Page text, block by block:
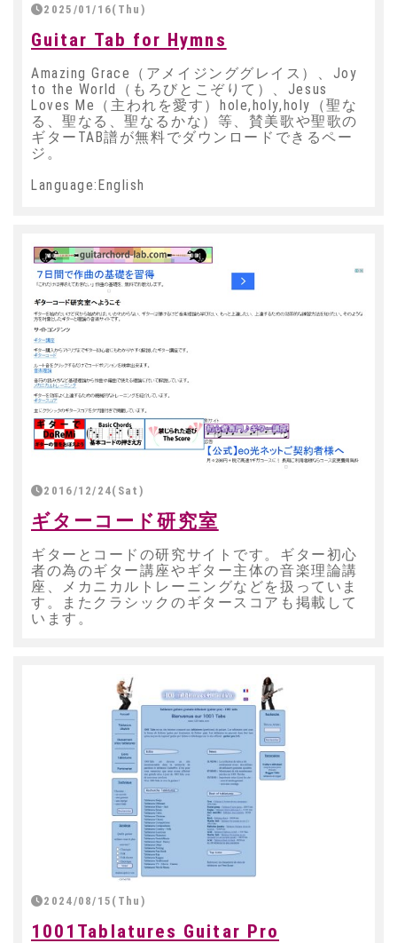
2025/01/16(Thu)
Guitar Tab for Hymns
Amazing Grace（アメイジンググレイス）、Joy
to the World（もろびとこぞりて）、Jesus
Loves Me（主われを愛す）hole,holy,holy（聖な
る、聖なる、聖なるかな）等、賛美歌や聖歌の
ギターTAB譜が無料でダウンロードできるペー
ジ。
Language:English
2016/12/24(Sat)
ギターコード研究室
ギターとコードの研究サイトです。ギター初心
者の為のギター講座やギター主体の音楽理論講
座、メカニカルトレーニングなどを扱っていま
す。またクラシックのギタースコアも掲載して
います。
2024/08/15(Thu)
1001Tablatures Guitar Pro